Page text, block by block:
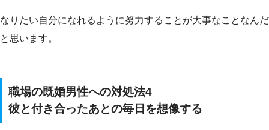
なりたい自分になれるように努力することが大事なことなんだ
と思います。
職場の既婚男性への対処法4
彼と付き合ったあとの毎日を想像する